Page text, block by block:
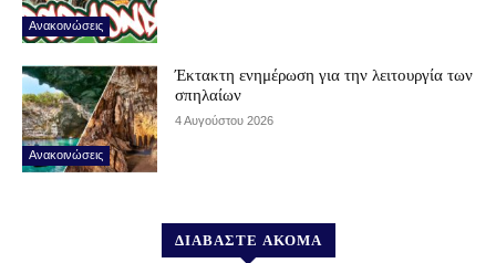
Ανακοινώσεις
Ανακοινώσεις
Έκτακτη ενημέρωση για την λειτουργία των
σπηλαίων
4 Αυγούστου 2026
ΔΙΑΒΑΣΤΕ ΑΚΟΜΑ